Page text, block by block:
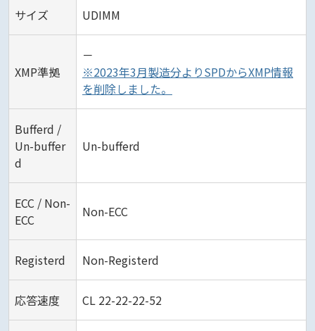
サイズ UDIMM
XMP準拠
－
※2023年3月製造分よりSPDからXMP情報
を削除しました。
Bufferd /
Un-buffer
d
Un-bufferd
ECC / Non-
ECC
Non-ECC
Registerd Non-Registerd
応答速度 CL 22-22-22-52